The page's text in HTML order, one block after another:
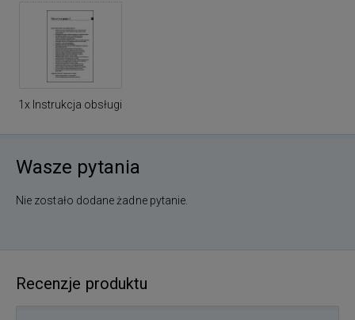
1x Instrukcja obsługi
Wasze pytania
Nie zostało dodane żadne pytanie.
Recenzje produktu